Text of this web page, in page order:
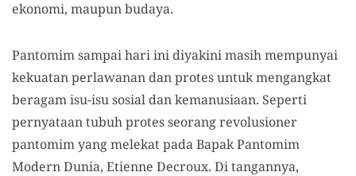
ekonomi, maupun budaya.
Pantomim sampai hari ini diyakini masih mempunyai
kekuatan perlawanan dan protes untuk mengangkat
beragam isu-isu sosial dan kemanusiaan. Seperti
pernyataan tubuh protes seorang revolusioner
pantomim yang melekat pada Bapak Pantomim
Modern Dunia, Etienne Decroux. Di tangannya,